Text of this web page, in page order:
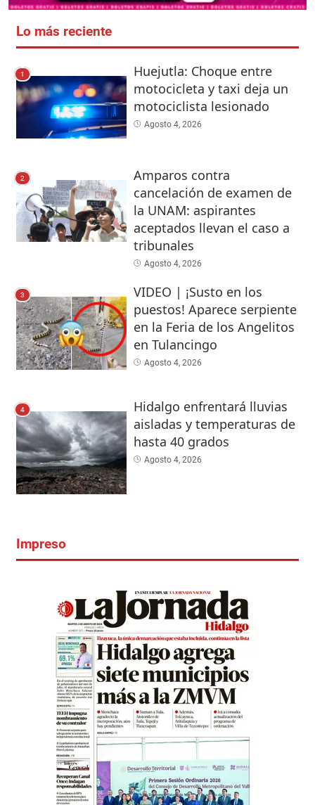
Lo más reciente
1
Huejutla: Choque entre
motocicleta y taxi deja un
motociclista lesionado
Agosto 4, 2026
2
Amparos contra
cancelación de examen de
la UNAM: aspirantes
aceptados llevan el caso a
tribunales
Agosto 4, 2026
3
VIDEO | ¡Susto en los
puestos! Aparece serpiente
en la Feria de los Angelitos
en Tulancingo
Agosto 4, 2026
4
Hidalgo enfrentará lluvias
aisladas y temperaturas de
hasta 40 grados
Agosto 4, 2026
Impreso